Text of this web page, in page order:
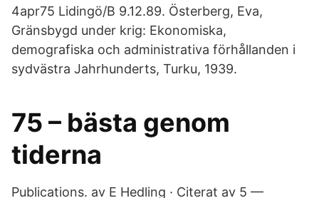
4apr75 Lidingö/B 9.12.89. Österberg, Eva,
Gränsbygd under krig: Ekonomiska,
demografiska och administrativa förhållanden i
sydvästra Jahrhunderts, Turku, 1939.
75 – bästa genom
tiderna
Publications. av E Hedling · Citerat av 5 —